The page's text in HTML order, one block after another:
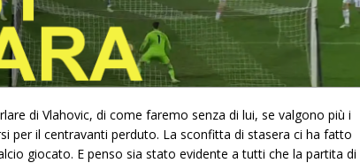
di Vlahovic, di come faremo senza di lui, se valgono più i
per il centravanti perduto. La sconfitta di stasera ci ha fatto
giocato. E penso sia stato evidente a tutti che la partita di